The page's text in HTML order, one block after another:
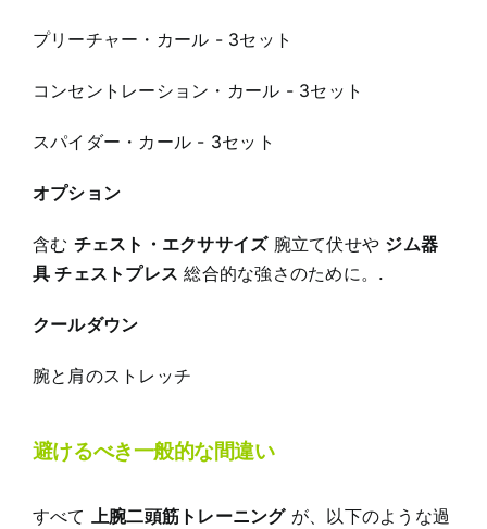
プリーチャー・カール - 3セット
コンセントレーション・カール - 3セット
スパイダー・カール - 3セット
オプション
含む チェスト・エクササイズ腕立て伏せや ジム器
具 チェストプレス 総合的な強さのために。.
クールダウン
腕と肩のストレッチ
避けるべき一般的な間違い
すべて 上腕二頭筋トレーニングが、以下のような過